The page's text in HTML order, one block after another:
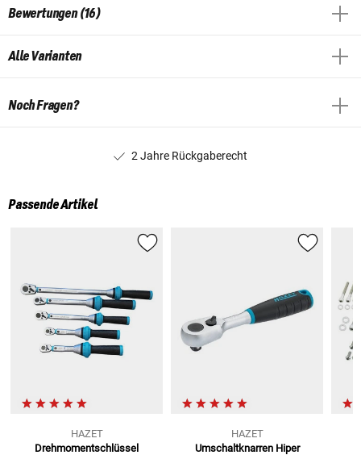
Bewertungen (16)
Alle Varianten
Noch Fragen?
2 Jahre Rückgaberecht
Passende Artikel
HAZET
Drehmomentschlüssel
HAZET
Umschaltknarren Hiper